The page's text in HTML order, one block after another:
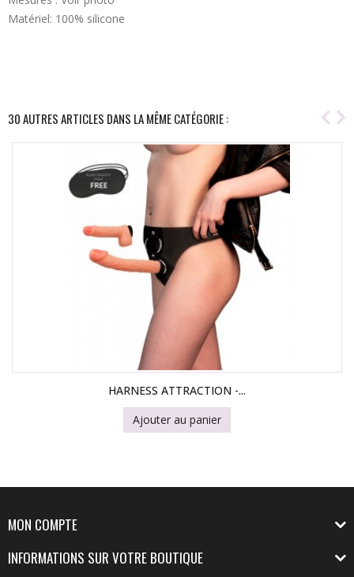
Matériel: 100% silicone
30 AUTRES ARTICLES DANS LA MÊME CATÉGORIE :
HARNESS ATTRACTION -...
Ajouter au panier
MON COMPTE
INFORMATIONS SUR VOTRE BOUTIQUE